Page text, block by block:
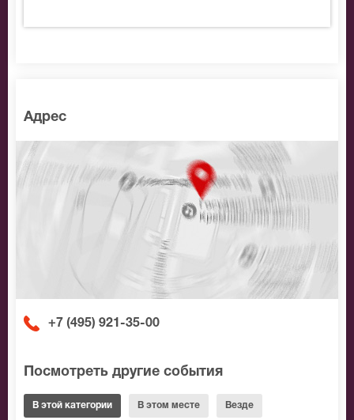
событием, собирающим вокруг себя замечательную
Адрес
+7 (495) 921-35-00
Посмотреть другие события
В этой категории В этом месте Везде